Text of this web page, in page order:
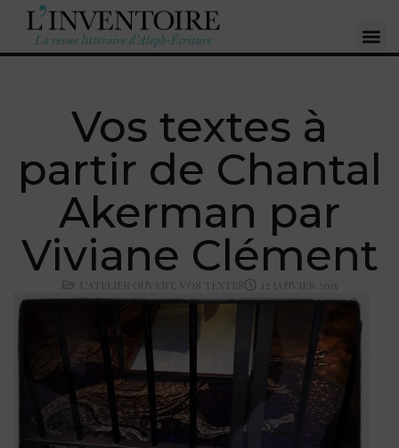
Vos textes à
partir de Chantal
Akerman par
Viviane Clément
L'ATELIER OUVERT VOS TEXTES 12 JANVIER 2015